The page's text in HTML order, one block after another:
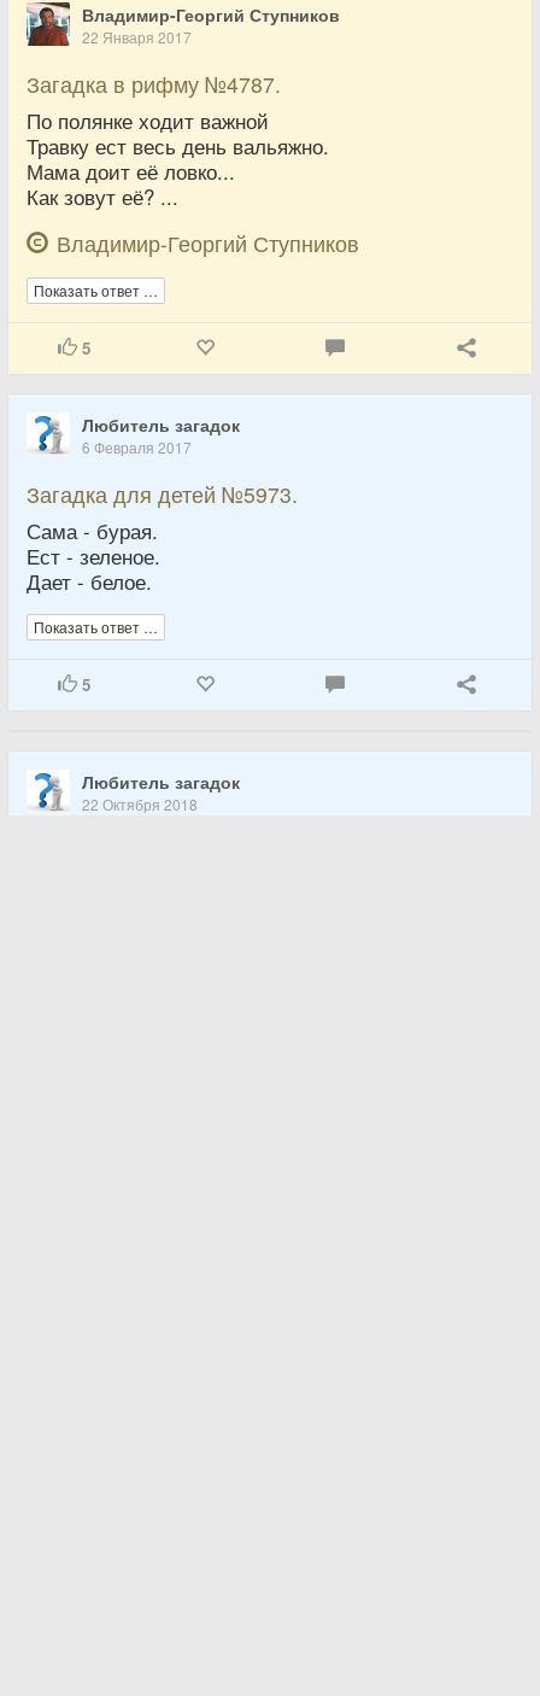
Владимир-Георгий Ступников
22 Января 2017
Загадка в рифму №4787.
По полянке ходит важной
Травку ест весь день вальяжно.
Мама доит её ловко...
Как зовут её? ...
Владимир-Георгий Ступников
Показать ответ …
5
Любитель загадок
6 Февраля 2017
Загадка для детей №5973.
Сама - бурая.
Ест - зеленое.
Дает - белое.
Показать ответ …
5
Любитель загадок
22 Октября 2018